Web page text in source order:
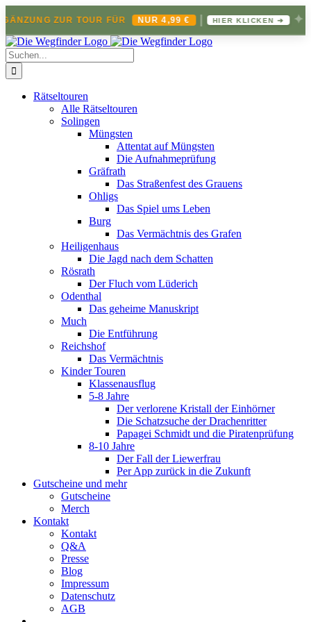
ZUR TOUR FÜR NUR 4,99 € | HIER KLICKEN ➔ ✦
Zum
Inhalt
springen
Suche
nach:
Rätseltouren
Alle Rätseltouren
Solingen
Müngsten
Attentat auf Müngsten
Die Aufnahmeprüfung
Gräfrath
Das Straßenfest des Grauens
Ohligs
Das Spiel ums Leben
Burg
Das Vermächtnis des Grafen
Heiligenhaus
Die Jagd nach dem Schatten
Rösrath
Der Fluch vom Lüderich
Odenthal
Das geheime Manuskript
Much
Die Entführung
Reichshof
Das Vermächtnis
Kinder Touren
Klassenausflug
5-8 Jahre
Der verlorene Kristall der Einhörner
Die Schatzsuche der Drachenritter
Papagei Schmidt und die Piratenprüfung
8-10 Jahre
Der Fall der Liewerfrau
Per App zurück in die Zukunft
Gutscheine und mehr
Gutscheine
Merch
Kontakt
Kontakt
Q&A
Presse
Blog
Impressum
Datenschutz
AGB